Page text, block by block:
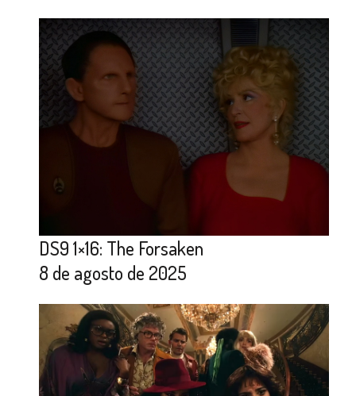
DS9 1×16: The Forsaken
8 de agosto de 2025